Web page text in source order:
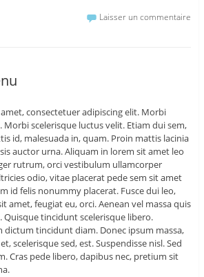
Laisser un commentaire
consectetuer adipiscing elit. Morbi
Morbi scelerisque luctus velit. Etiam dui sem,
id, malesuada in, quam. Proin mattis lacinia
auctor urna. Aliquam in lorem sit amet leo
rutrum, orci vestibulum ullamcorper
odio, vitae placerat pede sem sit amet
id felis nonummy placerat. Fusce dui leo,
amet, feugiat eu, orci. Aenean vel massa quis
Quisque tincidunt scelerisque libero.
dictum tincidunt diam. Donec ipsum massa,
scelerisque sed, est. Suspendisse nisl. Sed
Cras pede libero, dapibus nec, pretium sit